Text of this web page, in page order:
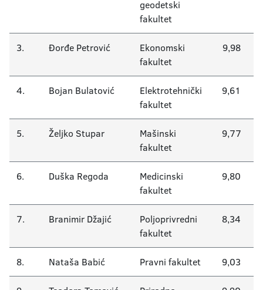
geodetski
fakultet
3. Đorđe Petrović
Ekonomski
fakultet
9,98
4. Bojan Bulatović
Elektrotehnički
fakultet
9,61
5. Željko Stupar
Mašinski
fakultet
9,77
6. Duška Regoda
Medicinski
fakultet
9,80
7. Branimir Džajić
Poljoprivredni
fakultet
8,34
8. Nataša Babić Pravni fakultet 9,03